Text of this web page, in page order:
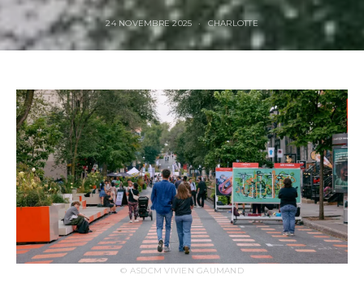
24 NOVEMBRE 2025 CHARLOTTE
© ASDCM VIVIEN GAUMAND